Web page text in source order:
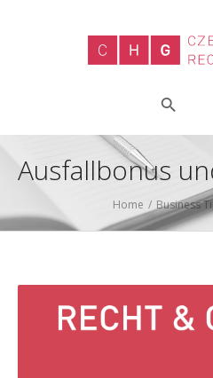
Ausfallbonus
Home / Business